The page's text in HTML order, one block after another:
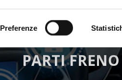
Preferenze
PARTI